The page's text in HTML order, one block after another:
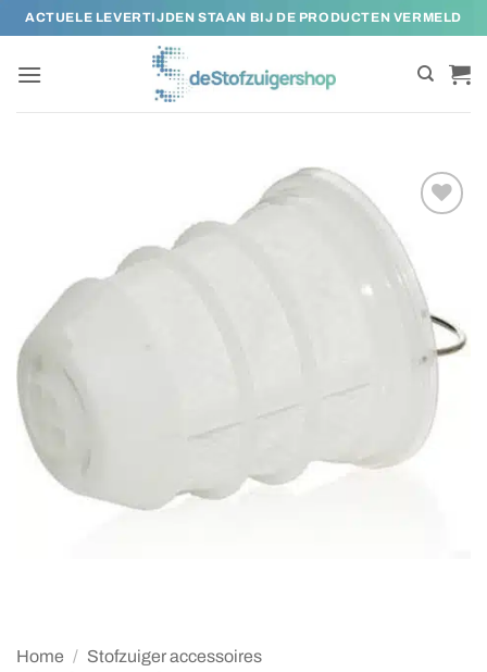
naar
inhoud
ACTUELE LEVERTIJDEN STAAN BIJ DE PRODUCTEN VERMELD
Toevoegen
aan
verlanglijst
Home / Stofzuiger accessoires